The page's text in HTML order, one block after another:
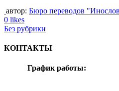
автор: Бюро переводов
0 likes
Без рубрики
КОНТАКТЫ
График работы: